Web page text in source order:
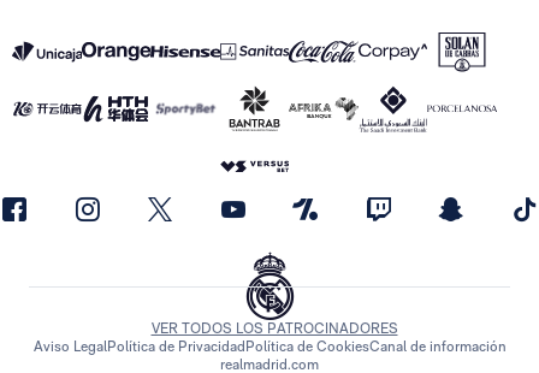
VER TODOS LOS PATROCINADORES
Aviso LegalPolítica de Privacidad Política de CookiesCanal de información
realmadrid.com